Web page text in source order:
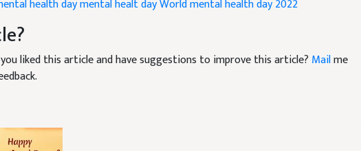
you liked this article and have suggestions to improve this article?